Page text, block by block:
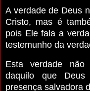
A verdade de Deus
Cristo, mas é
pois Ele fala a
testemunho da
Esta verdade não
daquilo que
presença salvadora